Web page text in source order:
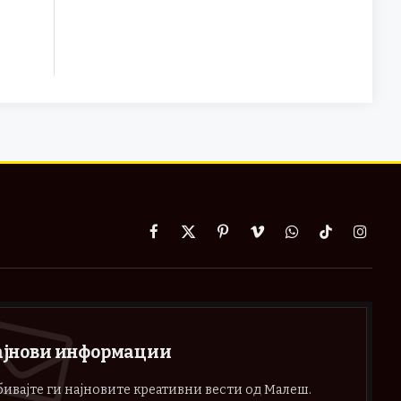
Facebook
X
PinterestVimeoWhatsApp
TikTok
информации
ги најновите креативни вести од Малеш.